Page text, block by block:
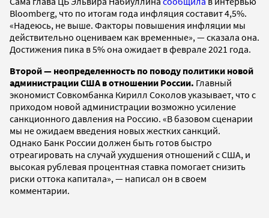
Bloomberg, что по итогам года инфляция составит 4,5%.
«Надеюсь, не выше. Факторы повышения инфляции мы
действительно оцениваем как временные», — сказала она.
Достижения пика в 5% она ожидает в феврале 2021 года.
Второй — неопределенность по поводу политики новой
администрации США в отношении России. Главный
экономист Совкомбанка Кирилл Соколов указывает, что с
приходом новой администрации возможно усиление
санкционного давления на Россию. «В базовом сценарии
мы не ожидаем введения новых жестких санкций.
Однако Банк России должен быть готов быстро
отреагировать на случай ухудшения отношений с США, и
высокая рублевая процентная ставка помогает снизить
риски оттока капитала», — написал он в своем
комментарии.